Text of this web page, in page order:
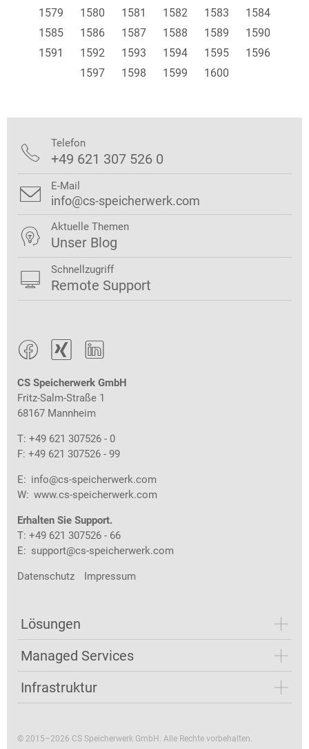
1579
1580 1581 1582 1583
1584
1585
1586 1587 1588 1589
1590
1591
1592 1593 1594 1595
1596
1597
1598 1599 1600
  
CS Speicherwerk GmbH
Fritz-Salm-Straße 1
68167 Mannheim
T: +49 621 307526 - 0
F: +49 621 307526 - 99
E: info@cs-speicherwerk.com
W: www.cs-speicherwerk.com
Erhalten Sie Support.
T: +49 621 307526 - 66
E: support@cs-speicherwerk.com
Datenschutz Impressum
Lösungen
Managed Services
Infrastruktur
 Telefon
+49 621 307 526 0
 E-Mail
info@cs-speicherwerk.com
 Aktuelle Themen
Unser Blog
 Schnellzugriff
Remote Support
© 2015–2026 CS Speicherwerk GmbH. Alle Rechte vorbehalten.